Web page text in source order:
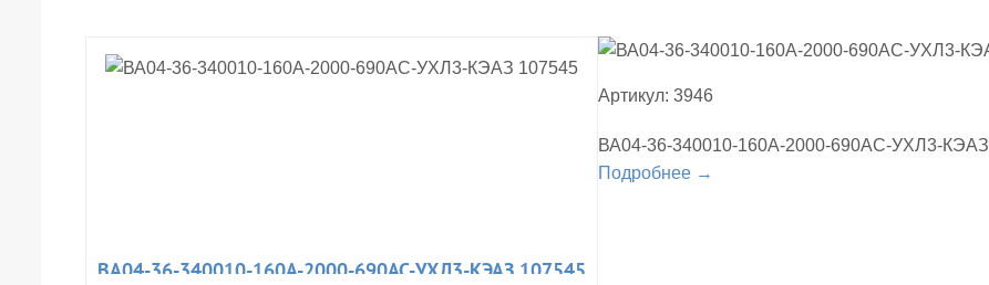
ВА04-36-340010-160А-2000-690AC-УХЛ3-КЭАЗ 107545
Артикул: 3946
ВА04-36-340010-160А-2000-690AC-УХЛ3-
Подробнее →